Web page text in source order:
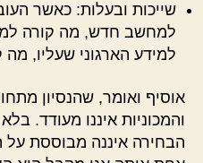
שייכות ובעלות: כאשר
למחשב חדש, מה קורה
למידע הארגוני שעליו,
אוסיף ואומר, שהנסיון
והמכוניות איננו מעודד.
הבחירה איננה מבוססת על